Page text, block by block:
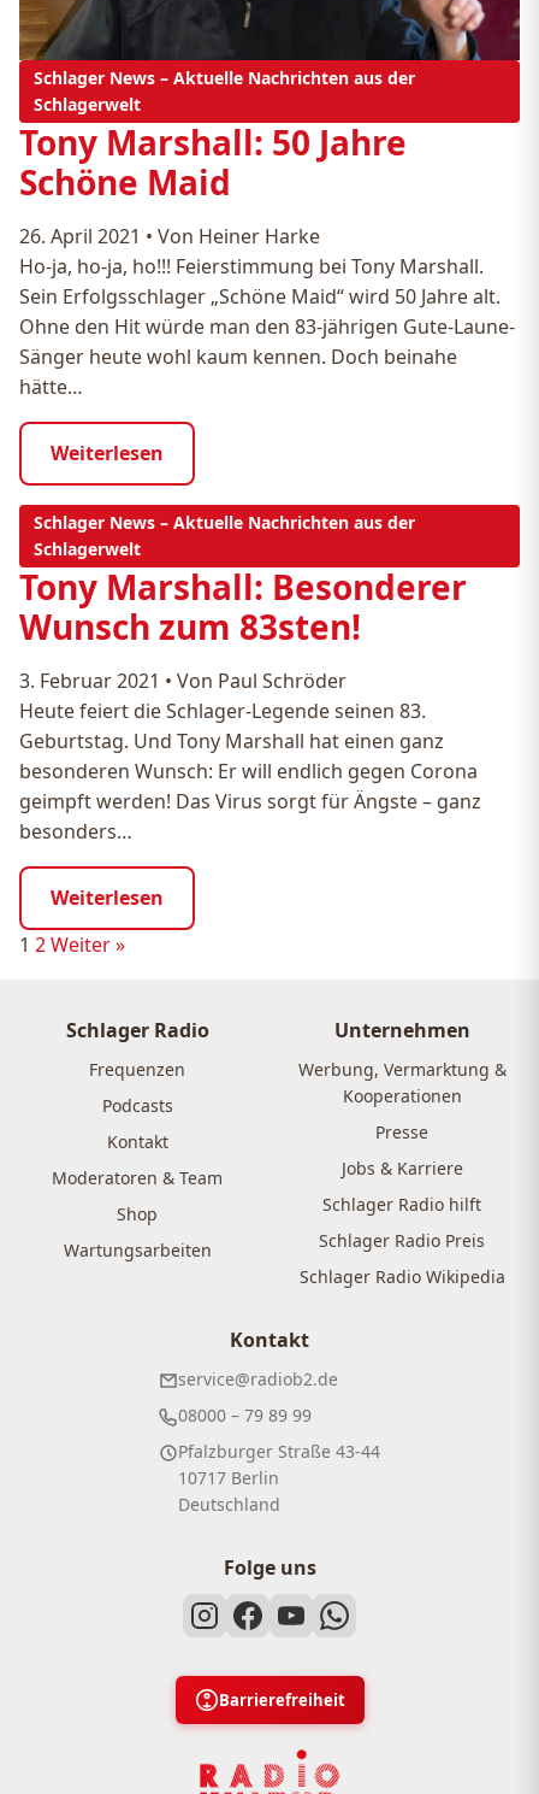
Schlager News – Aktuelle Nachrichten aus der
Schlagerwelt
Tony Marshall: 50 Jahre
Schöne Maid
26. April 2021 • Von Heiner Harke
Ho-ja, ho-ja, ho!!! Feierstimmung bei Tony Marshall.
Sein Erfolgsschlager „Schöne Maid“ wird 50 Jahre alt.
Ohne den Hit würde man den 83-jährigen Gute-Laune-
Sänger heute wohl kaum kennen. Doch beinahe
hätte…
Weiterlesen
Schlager News – Aktuelle Nachrichten aus der
Schlagerwelt
Tony Marshall: Besonderer
Wunsch zum 83sten!
3. Februar 2021 • Von Paul Schröder
Heute feiert die Schlager-Legende seinen 83.
Geburtstag. Und Tony Marshall hat einen ganz
besonderen Wunsch: Er will endlich gegen Corona
geimpft werden! Das Virus sorgt für Ängste – ganz
besonders…
Weiterlesen
Seitennummerierung
Beiträge
1 2Weiter »
Schlager Radio
Frequenzen
Podcasts
Kontakt
Moderatoren & Team
Shop
Wartungsarbeiten
Unternehmen
Werbung, Vermarktung &
Kooperationen
Presse
Jobs & Karriere
Schlager Radio hilft
Schlager Radio Preis
Schlager Radio Wikipedia
Kontakt
service@radiob2.de
08000 – 79 89 99
Pfalzburger Straße 43-44
10717 Berlin
Deutschland
Folge uns
Barrierefreiheit